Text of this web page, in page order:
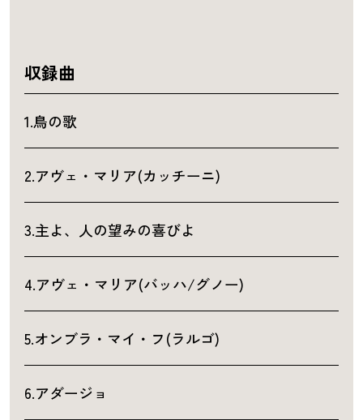
収録曲
1.鳥の歌
2.アヴェ・マリア(カッチーニ)
3.主よ、人の望みの喜びよ
4.アヴェ・マリア(バッハ/グノー)
5.オンブラ・マイ・フ(ラルゴ)
6.アダージョ